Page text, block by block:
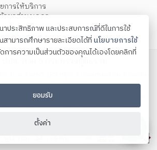
ารให้บริการ
อมูลส่วนบุคคล
มั่นคงปลอดภัยด้วยเทคโนโลยีสารสนเทศ
คุกกี้
ปปส. ภาค 5 กระทรวงยุติธรรม
มือง จังหวัดเชียงใหม่ 50300
7239 , 0 5321 7259 , 0 5321 7279 โทรสาร
Contact us:saraban_or5@oncb.go.th
ประสิทธิภาพ และประสบการณ์ที่ดีในการใช้
ามารถศึกษารายละเอียดได้ที่ นโยบายการใช้
การความเป็นส่วนตัวของคุณได้เองโดยคลิกที่
ยอมรับ
ตั้งค่า